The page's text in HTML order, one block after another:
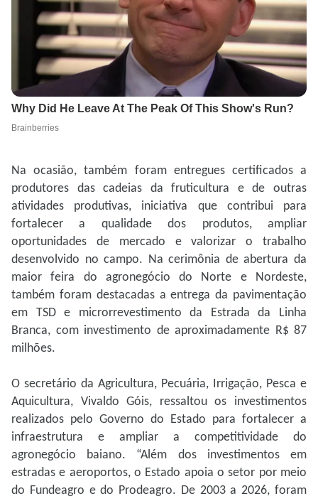
Na ocasião, também foram entregues certificados a
produtores das cadeias da fruticultura e de outras
atividades produtivas, iniciativa que contribui para
fortalecer a qualidade dos produtos, ampliar
oportunidades de mercado e valorizar o trabalho
desenvolvido no campo. Na cerimônia de abertura da
maior feira do agronegócio do Norte e Nordeste,
também foram destacadas a entrega da pavimentação
em TSD e microrrevestimento da Estrada da Linha
Branca, com investimento de aproximadamente R$ 87
milhões.
O secretário da Agricultura, Pecuária, Irrigação, Pesca e
Aquicultura, Vivaldo Góis, ressaltou os investimentos
realizados pelo Governo do Estado para fortalecer a
infraestrutura e ampliar a competitividade do
agronegócio baiano. “Além dos investimentos em
estradas e aeroportos, o Estado apoia o setor por meio
do Fundeagro e do Prodeagro. De 2003 a 2026, foram